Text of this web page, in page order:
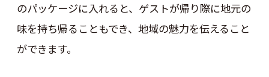
のパッケージに入れると、ゲストが帰り際に地元の
味を持ち帰ることもでき、地域の魅力を伝えること
ができます。